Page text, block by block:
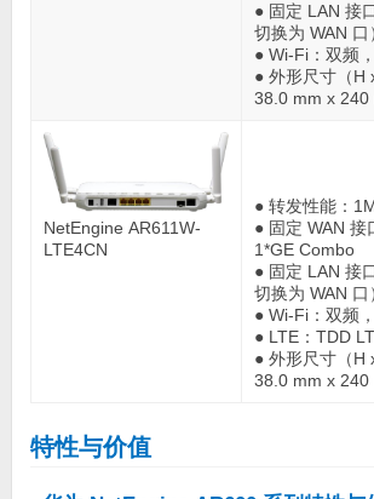
● 固定 LAN 接
切换为 WAN 口
● Wi-Fi：双频
● 外形尺寸（H
38.0 mm x
NetEngine AR611W-
LTE4CN
● 转发性能：
● 固定 WAN 接
1*GE Combo
● 固定 LAN 接
切换为 WAN 口
● Wi-Fi：双频
● LTE：TDD
● 外形尺寸（H
38.0 mm x
特性与价值